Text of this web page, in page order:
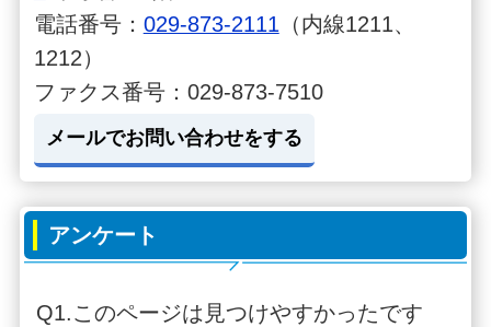
電話番号： 029-873-2111 （内線1211、
1212）
ファクス番号：029-873-7510
メールでお問い合わせをする
アンケート
Q1.このページは見つけやすかったです